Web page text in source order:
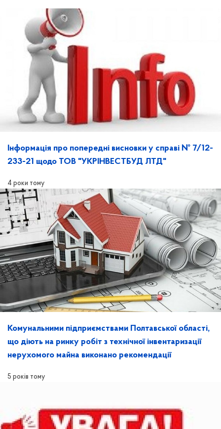
Інформація про попередні висновки у справі № 7/12-
233-21 щодо ТОВ "УКРІНВЕСТБУД ЛТД"
4 роки тому
Комунальними підприємствами Полтавської області,
що діють на ринку робіт з технічної інвентаризації
нерухомого майна виконано рекомендації
5 років тому